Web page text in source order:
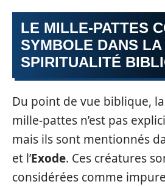
LE MILLE-PATTES
SYMBOLE DANS LA
SPIRITUALITÉ
Du point de vue biblique,
mille-pattes n’est pas
mais ils sont mentionnés
et l’Exode. Ces créatures
considérées comme